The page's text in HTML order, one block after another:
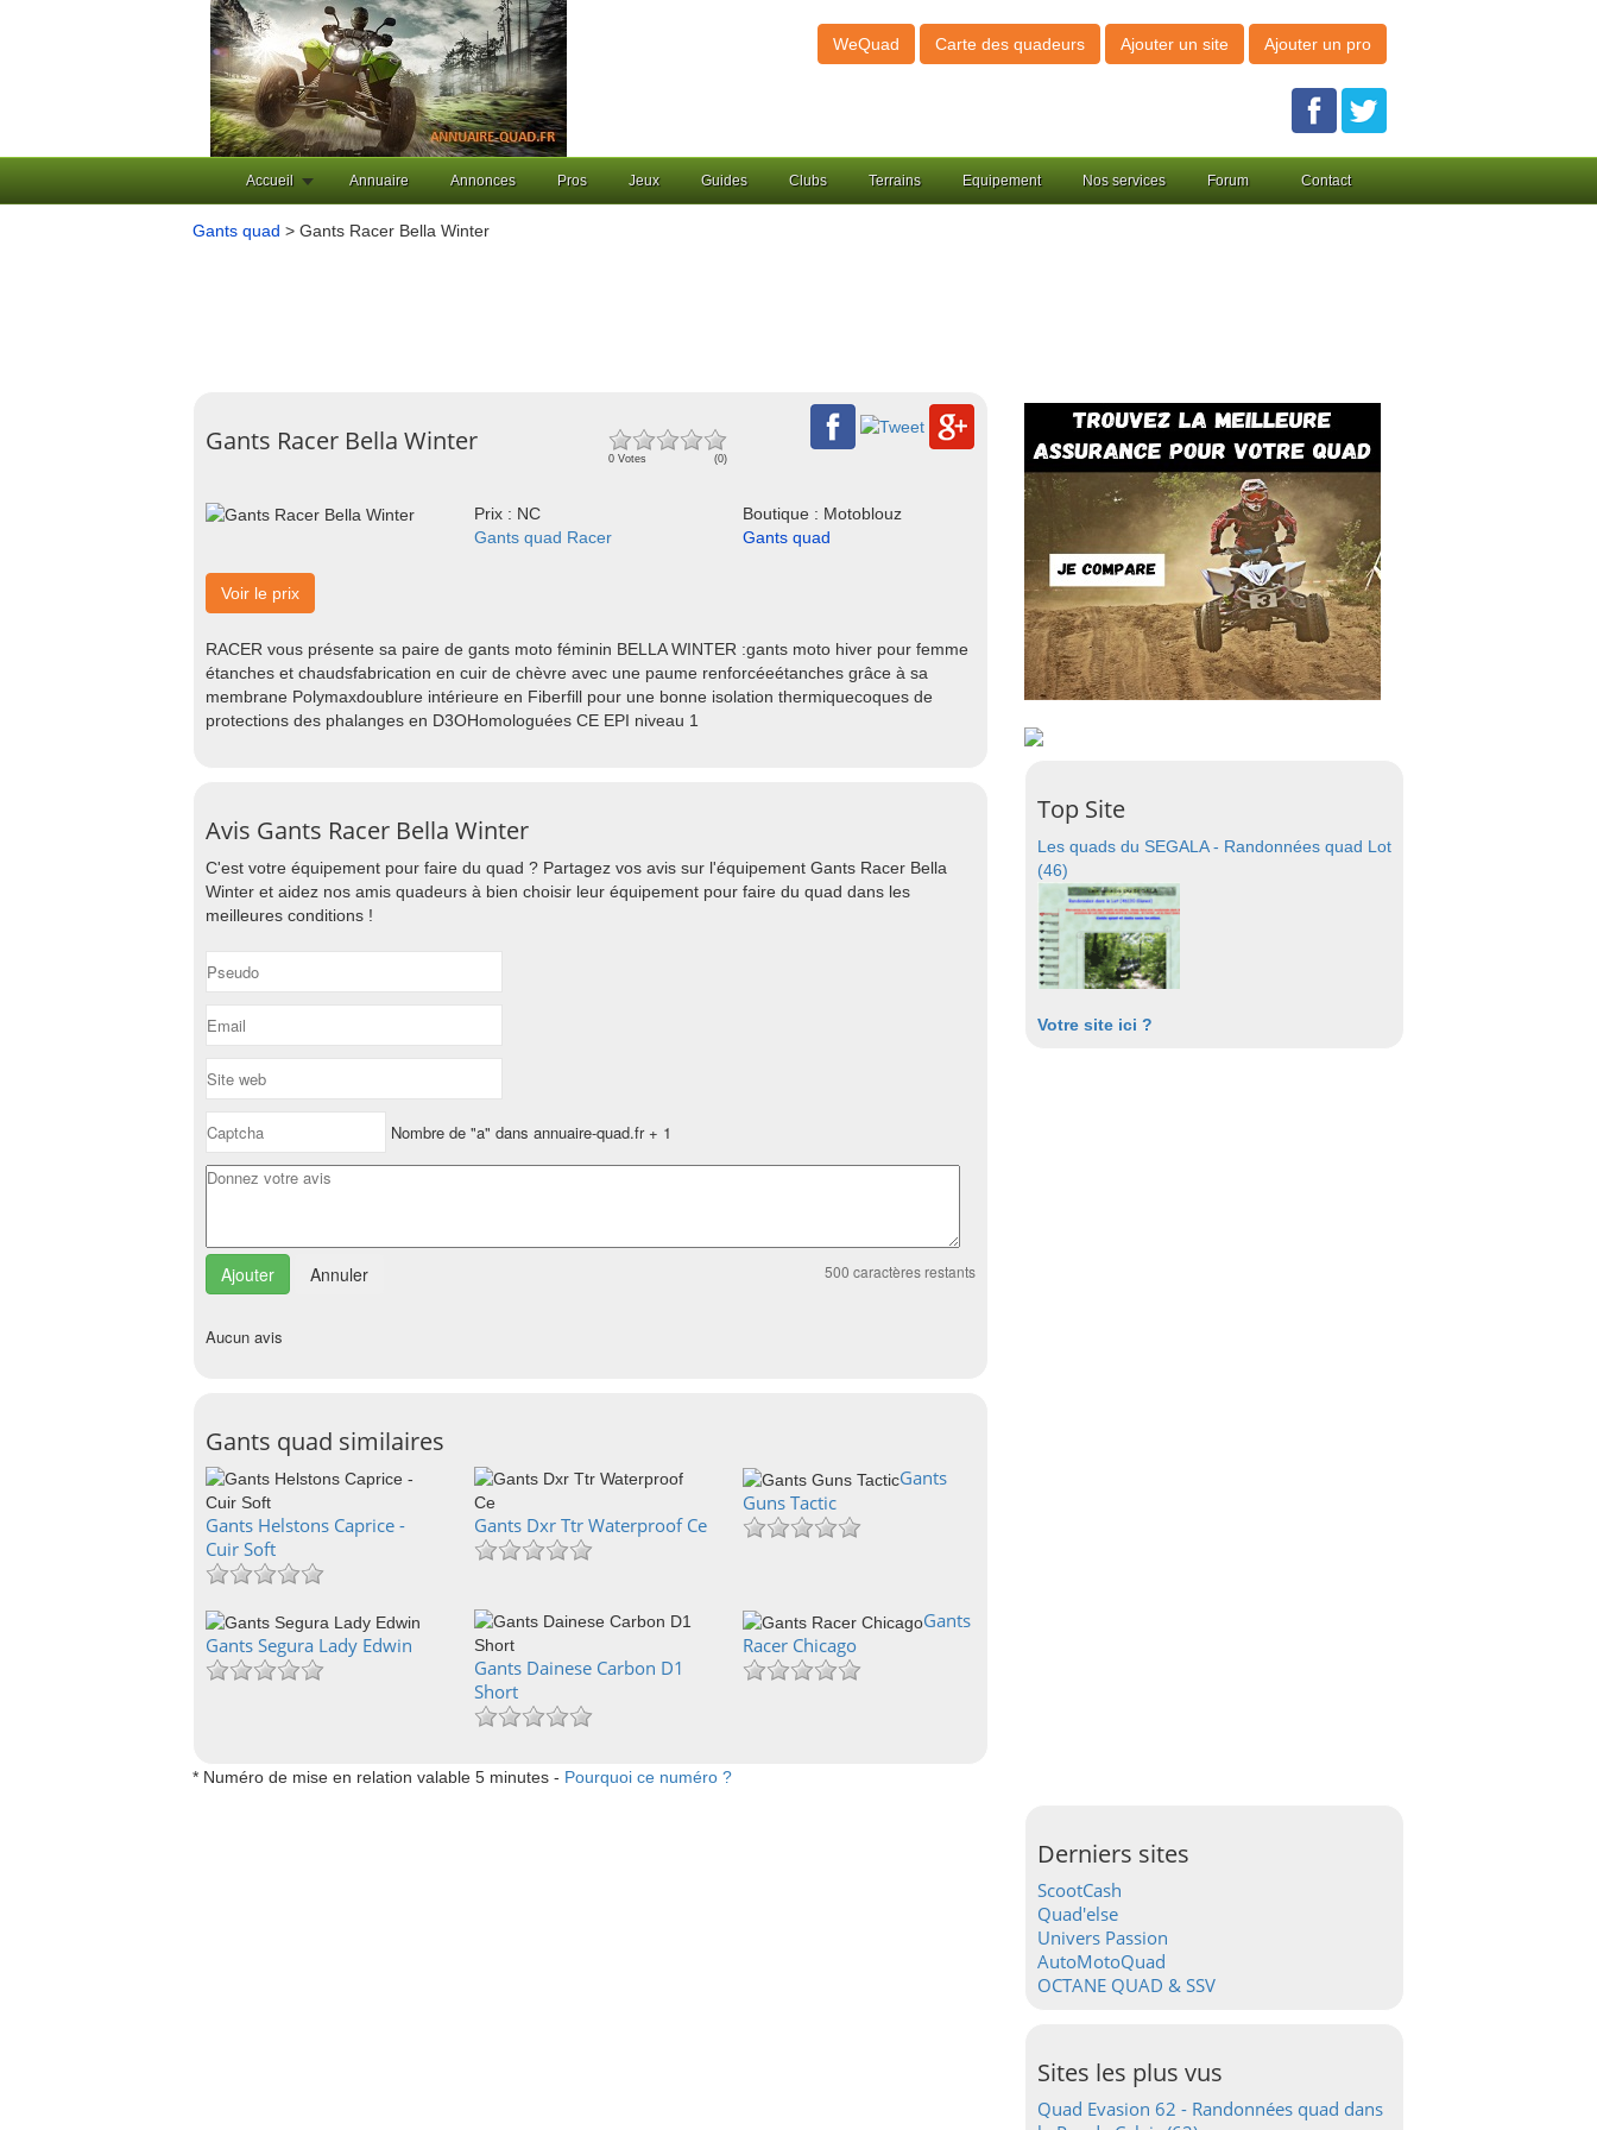
WeQuad Carte des quadeurs Ajouter un site Ajouter un pro
Accueil Annuaire Annonces Pros Jeux Guides Clubs Terrains Equipement Nos services Forum Contact
Gants quad > Gants Racer Bella Winter
Gants Racer Bella Winter
0 Votes (0)
Prix : NC
Boutique : Motoblouz
Gants quad Racer
Gants quad
Voir le prix
RACER vous présente sa paire de gants moto féminin BELLA WINTER :gants moto hiver pour femme
étanches et chaudsfabrication en cuir de chèvre avec une paume renforcéeétanches grâce à sa
membrane Polymaxdoublure intérieure en Fiberfill pour une bonne isolation thermiquecoques de
protections des phalanges en D3OHomologuées CE EPI niveau 1
Avis Gants Racer Bella Winter
C'est votre équipement pour faire du quad ? Partagez vos avis sur l'équipement Gants Racer Bella
Winter et aidez nos amis quadeurs à bien choisir leur équipement pour faire du quad dans les
meilleures conditions !
Nombre de "a" dans annuaire-quad.fr + 1
Annuler 500 caractères restants
Aucun avis
Gants quad similaires
Gants Helstons Caprice -
Cuir Soft
Gants Dxr Ttr Waterproof Ce
Gants
Guns Tactic
Gants Segura Lady Edwin
Gants Dainese Carbon D1
Short
Gants
Racer Chicago
* Numéro de mise en relation valable 5 minutes - Pourquoi ce numéro ?
Top Site
Les quads du SEGALA - Randonnées quad Lot
(46)
Votre site ici ?
Derniers sites
ScootCash
Quad'else
Univers Passion
AutoMotoQuad
OCTANE QUAD & SSV
Sites les plus vus
Quad Evasion 62 - Randonnées quad dans